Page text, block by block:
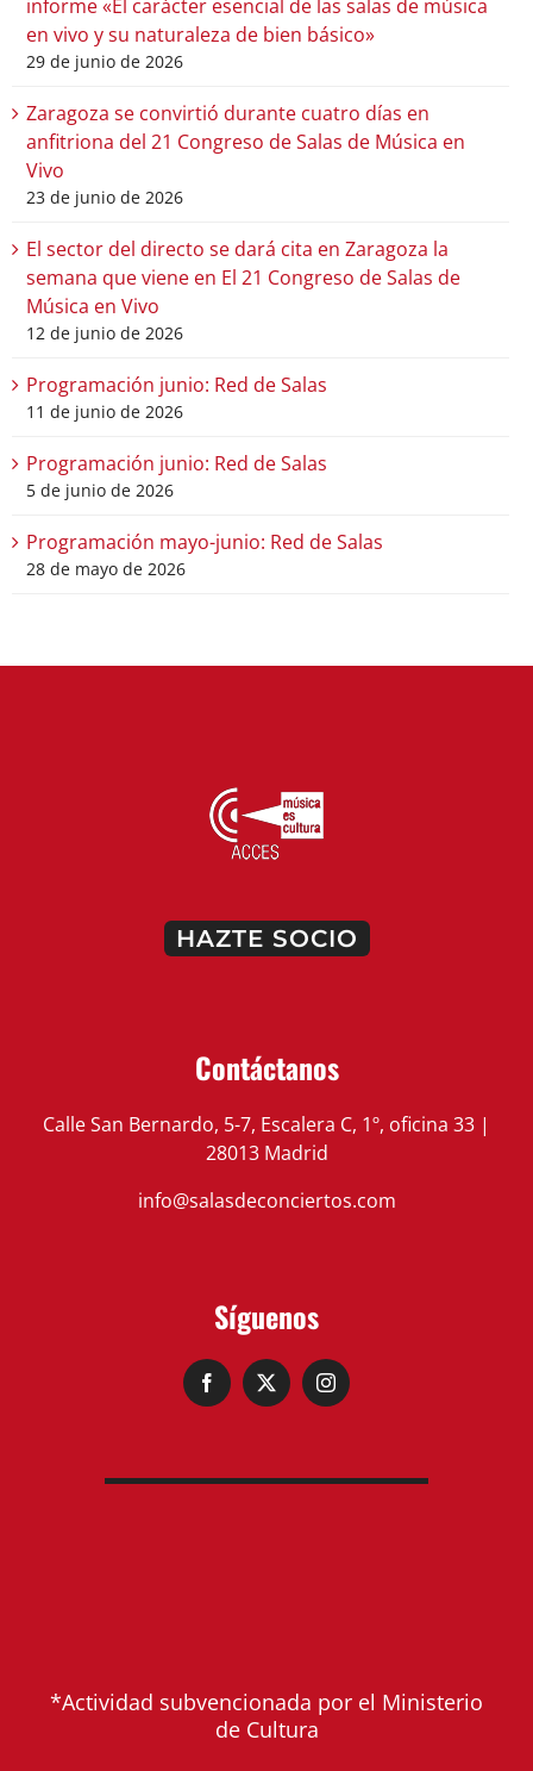
informe «El carácter esencial de las salas de música
en vivo y su naturaleza de bien básico»
29 de junio de 2026
Zaragoza se convirtió durante cuatro días en
anfitriona del 21 Congreso de Salas de Música en
Vivo
23 de junio de 2026
El sector del directo se dará cita en Zaragoza la
semana que viene en El 21 Congreso de Salas de
Música en Vivo
12 de junio de 2026
Programación junio: Red de Salas
11 de junio de 2026
Programación junio: Red de Salas
5 de junio de 2026
Programación mayo-junio: Red de Salas
28 de mayo de 2026
HAZTE SOCIO
Contáctanos
Calle San Bernardo, 5-7, Escalera C, 1º, oficina 33 |
28013 Madrid
info@salasdeconciertos.com
Síguenos
*Actividad subvencionada por el Ministerio
de Cultura